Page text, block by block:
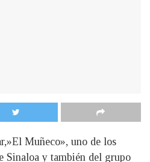
Muñeco», uno de los
Sinaloa y también del grupo